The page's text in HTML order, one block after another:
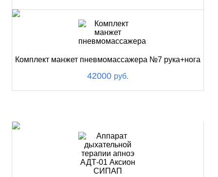
Комплект манжет пневмомассажера №7 рука+нога
42000 руб.